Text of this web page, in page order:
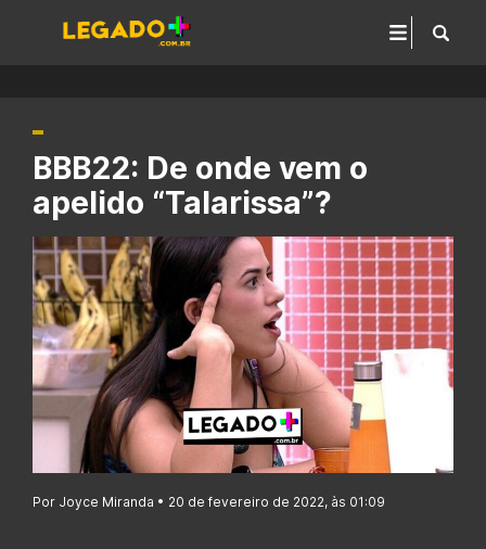
BBB22: De onde vem o
apelido “Talarissa”?
Por Joyce Miranda • 20 de fevereiro de 2022, às 01:09